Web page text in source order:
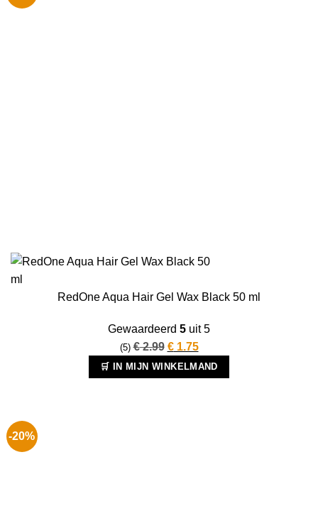
RedOne Aqua Hair Gel Wax Black 50 ml
Gewaardeerd 5 uit 5
(5) €2.99 Oorspronkelijke
prijs
was:
€1.75Huidige
prijs
is:
🛒 IN MIJN WINKELMAND
-20%